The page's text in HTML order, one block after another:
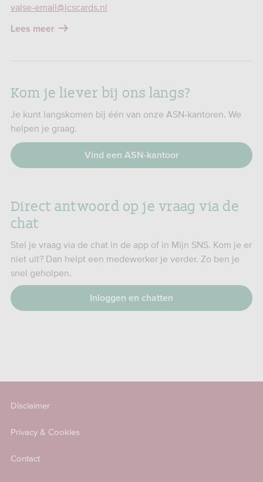
valse-email@icscards.nl
Lees meer
Kom je liever bij ons langs?
Je kunt langskomen bij één van onze ASN-kantoren. We
helpen je graag.
Vind een ASN-kantoor
Direct antwoord op je vraag via de
chat
Stel je vraag via de chat in de app of in Mijn SNS. Kom je er
niet uit? Dan helpt een medewerker je verder. Zo ben je
snel geholpen.
Inloggen en chatten
Disclaimer
Privacy & Cookies
Contact